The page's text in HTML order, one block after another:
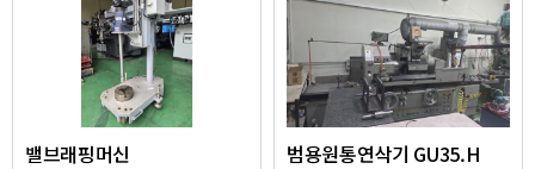
밸브래핑머신 범용원통연삭기 GU35.H